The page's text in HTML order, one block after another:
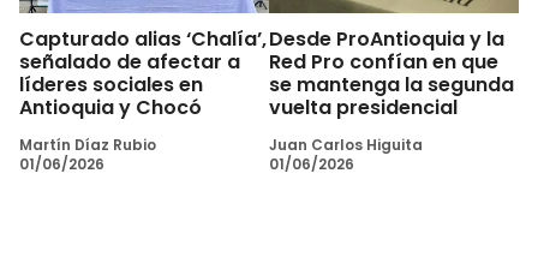
Capturado alias ‘Chalía’,
señalado de afectar a
líderes sociales en
Antioquia y Chocó
Martín Díaz Rubio
01/06/2026
Desde ProAntioquia y la
Red Pro confían en que
se mantenga la segunda
vuelta presidencial
Juan Carlos Higuita
01/06/2026